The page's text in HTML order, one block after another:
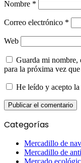
Nombre *
Correo electrónico *
Web
Guarda mi nombre,
para la próxima vez
He leído y acepto la
Categorías
Mercadillo de
Mercadillo de
Mercado